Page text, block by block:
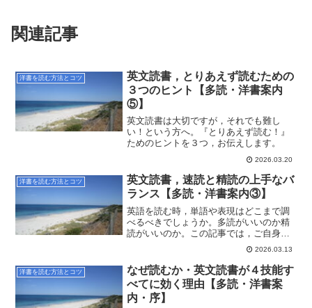
関連記事
洋書を読む方法とコツ
英文読書，とりあえず読むための
３つのヒント【多読・洋書案内
⑤】
英文読書は大切ですが，それでも難し
い！という方へ。『とりあえず読む！』
ためのヒントを３つ，お伝えします。
2026.03.20
洋書を読む方法とコツ
英文読書，速読と精読の上手なバ
ランス【多読・洋書案内③】
英語を読む時，単語や表現はどこまで調
べるべきでしょうか。多読がいいのか精
読がいいのか。この記事では，ご自身に
あったレベル感を見極めるヒントをお伝
2026.03.13
洋書を読む方法とコツ
なぜ読むか・英文読書が４技能す
べてに効く理由【多読・洋書案
内・序】